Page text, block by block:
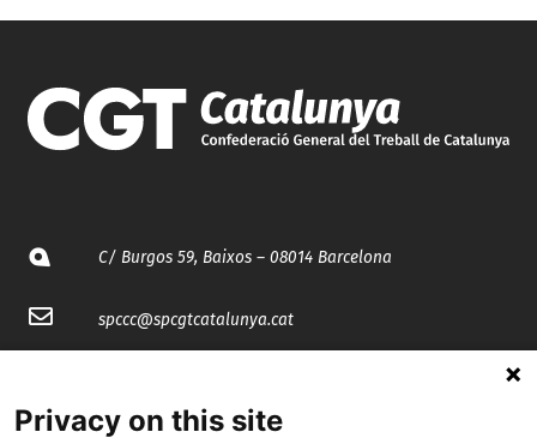
C/ Burgos 59, Baixos – 08014 Barcelona
spccc@spcgtcatalunya.cat
Privacy on this site